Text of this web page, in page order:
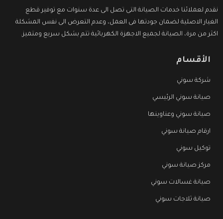
نقدم لعملائنا خدمات الصيانة التى تصل الى عدة سنوات مع توفير قطع
الغيار الاصلية لضمان جودتها فى العمل، وعدم التعرض الى نفس المشكلة
اكثر من مرة، الصيانة لجميع الاجهزة الكهربائية تتم بشكل سريع ومتميز.
الأقسام
شركة سوني
صيانة سوني الرئيسي
صيانة سوني وعناوينها
ارقام صيانة سوني
توكيل سوني
مركز صيانة سوني
صيانة غسالات سوني
صيانة ثلاجات سوني